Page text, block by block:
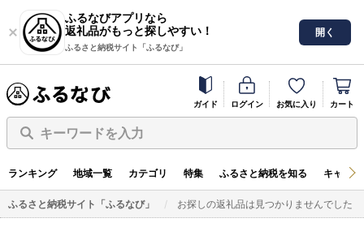
ふるなびアプリなら
返礼品がもっと探しやすい！
ふるさと納税サイト「ふるなび」
開く
ガイド ログイン お気に入り カート
キーワードを入力
ランキング 地域一覧 カテゴリ 特集 ふるさと納税を知る キャン
ふるさと納税サイト「ふるなび」 お探しの返礼品は見つかりませんでした